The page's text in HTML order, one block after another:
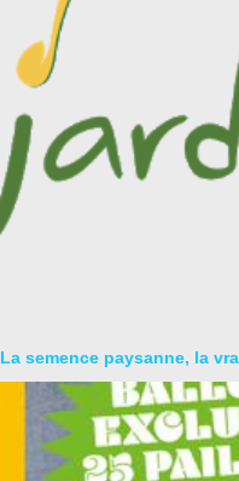
La semence paysanne, la